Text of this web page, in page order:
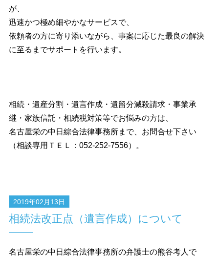
が、
迅速かつ極め細やかなサービスで、
依頼者の方に寄り添いながら、事案に応じた最良の解決
に至るまでサポートを行います。
相続・遺産分割・遺言作成・遺留分減殺請求・事業承
継・家族信託・相続税対策等でお悩みの方は、
名古屋栄の中日綜合法律事務所まで、お問合せ下さい
（相談専用ＴＥＬ：052-252-7556）。
2019年02月13日
相続法改正点（遺言作成）について
名古屋栄の中日綜合法律事務所の弁護士の熊谷考人で